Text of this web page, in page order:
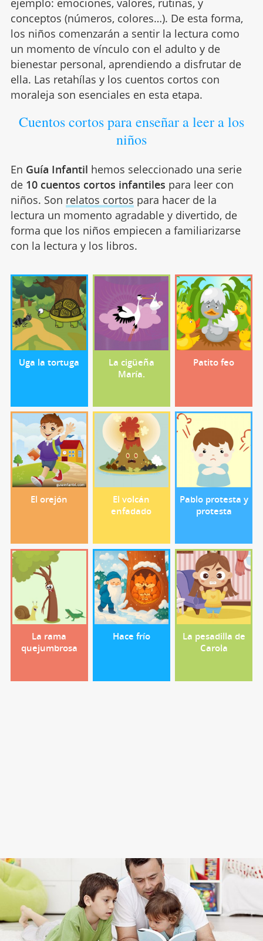
ejemplo: emociones, valores, rutinas, y
conceptos (números, colores…). De esta forma,
los niños comenzarán a sentir la lectura como
un momento de vínculo con el adulto y de
bienestar personal, aprendiendo a disfrutar de
ella. Las retahílas y los cuentos cortos con
moraleja son esenciales en esta etapa.
Cuentos cortos para enseñar a leer a los
niños
En Guía Infantil hemos seleccionado una serie
de 10 cuentos cortos infantiles para leer con
niños. Son relatos cortos para hacer de la
lectura un momento agradable y divertido, de
forma que los niños empiecen a familiarizarse
con la lectura y los libros.
Uga la tortuga
La cigüeña
María.
Patito feo
El orejón
El volcán
enfadado
Pablo protesta y
protesta
La rama
quejumbrosa
Hace frío
La pesadilla de
Carola